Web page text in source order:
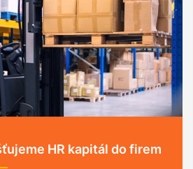
potřeby našich zákazníků